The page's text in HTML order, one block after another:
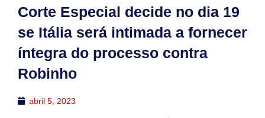
Corte Especial decide no dia 19
se Itália será intimada a fornecer
íntegra do processo contra
Robinho
abril 5, 2023